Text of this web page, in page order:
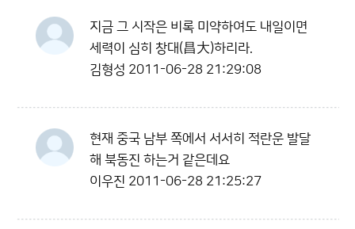
지금 그 시작은 비록 미약하여도 내일이면
세력이 심히 창대(昌大)하리라.
김형성 2011-06-28 21:29:08
현재 중국 남부 쪽에서 서서히 적란운 발달
해 북동진 하는거 같은데요
이우진 2011-06-28 21:25:27